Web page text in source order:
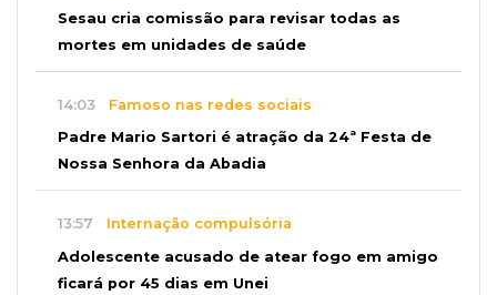
Sesau cria comissão para revisar todas as
mortes em unidades de saúde
14:03 Famoso nas redes sociais
Padre Mario Sartori é atração da 24ª Festa de
Nossa Senhora da Abadia
13:57 Internação compulsória
Adolescente acusado de atear fogo em amigo
ficará por 45 dias em Unei